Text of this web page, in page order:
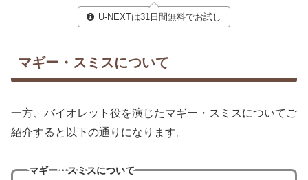
U-NEXTは31日間無料でお試し
マギー・スミスについて
一方、バイオレット役を演じたマギー・スミスについてご
紹介すると以下の通りになります。
マギー・スミスについて